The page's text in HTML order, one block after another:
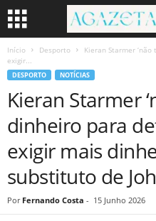
Início Desporto
Kieran Starmer
exigir...
DESPORTO NOTÍCIAS
Kieran Starmer
dinheiro para
exigir mais
substituto de
Por Fernando Costa - 15 Junho 2026